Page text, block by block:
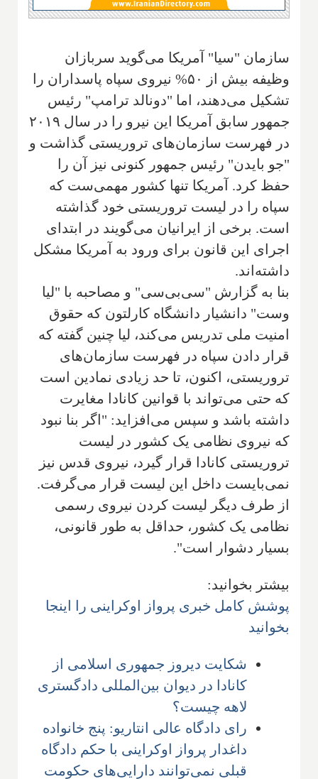
سازمان "سیا" آمریکا می‌گوید سربازان
وظیفه بیش از ۵۰% نیروی سپاه پاسداران را
تشکیل می‌دهند، اما "دونالد ترامپ" رئیس
جمهور سابق آمریکا این نیرو را در سال ۲۰۱۹
در فهرست سازمان‌های تروریستی گذاشت و
"جو بایدن" رئیس جمهور کنونی نیز آن را
حفظ کرد. آمریکا تنها کشور مهمی‌ست که
سپاه را در لیست تروریستی خود گذاشته
است. برخی از ایرانیان می‌گویند در ابتدای
اجرای این قانون برای ورود به آمریکا مشکل
داشته‌اند.
بنا به گزارش "سی‌بی‌سی" و مصاحبه با "لیا
وست" دانشیار دانشگاه کارلتون که حقوق
امنیت ملی تدریس می‌کند، لیا چنین گفته که
قرار دادن سپاه در فهرست سازمان‌های
تروریستی، اکنون، تا حد زیادی نمادین است
که حتی می‌تواند با قوانین کانادا مغایرت
داشته باشد و سپس می‌افزاید: "اگر بنا نبود
که نیروی نظامی یک کشور در لیست
تروریستی کانادا قرار گیرد، نیروی قدس نیز
نمی‌بایست داخل این لیست قرار می‌گرفت.
از طرف دیگر لیست کردن نیروی رسمی
نظامی یک کشور، حداقل به طور قانونی،
بسیار دشوار است".
بیشتر بخوانید:
پوشش کامل خبری پرواز اوکراینی را اینجا
بخوانید
شکایت دیروز جمهوری اسلامی از
کانادا در دیوان بین‌المللی دادگستری
لاهه چیست؟
رای دادگاه عالی انتاریو: پنج خانواده
داغدار پرواز اوکراینی با حکم دادگاه
قبلی نمی‌توانند دارایی‌های حکومت